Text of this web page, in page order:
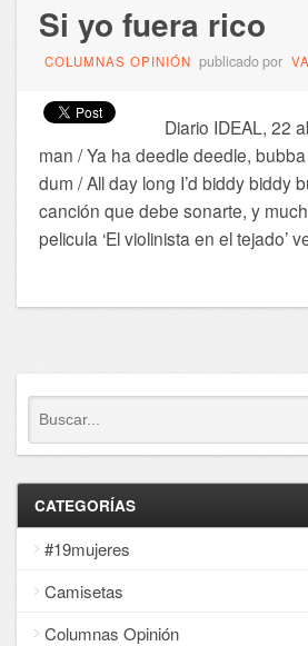
Si yo fuera rico
COLUMNAS OPINIÓN publicado por
Diario IDEAL, 22
man / Ya ha deedle deedle,
dum / All day long I’d biddy biddy
canción que debe sonarte, y
pelicula ‘El violinista en el tejado’
CATEGORÍAS
#19mujeres
Camisetas
Columnas Opinión